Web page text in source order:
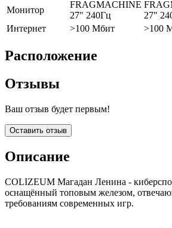
Монитор
FRAGMACHINE
27" 240Гц
27"
Интернет
>100 Мбит >100
Расположение
Отзывы
Ваш отзыв будет первым!
Оставить отзыв
Описание
COLIZEUM Магадан Ленина -
оснащённый топовым железом,
требованиям современных игр.